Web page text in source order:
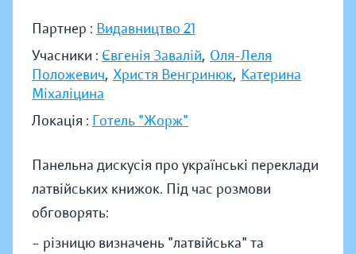
Партнер : Видавництво 21
Учасники : Євгенія Завалій, Оля-Леля
Положевич, Христя Венгринюк, Катерина
Міхаліцина
Локація : Готель "Жорж"
Панельна дискусія про українські переклади
латвійських книжок. Під час розмови
обговорять:
– різницю визначень "латвійська" та